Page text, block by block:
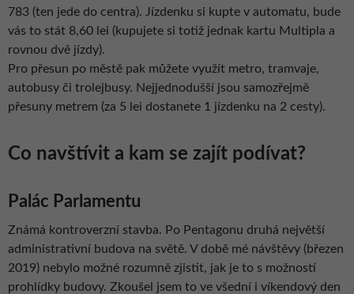
783 (ten jede do centra). Jízdenku si kupte v automatu, bude
vás to stát 8,60 lei (kupujete si totiž jednak kartu Multipla a
rovnou dvě jízdy).
Pro přesun po městě pak můžete využít metro, tramvaje,
autobusy či trolejbusy. Nejjednodušší jsou samozřejmě
přesuny metrem (za 5 lei dostanete 1 jízdenku na 2 cesty).
Co navštívit a kam se zajít podívat?
Palác Parlamentu
Známá kontroverzní stavba. Po Pentagonu druhá největší
administrativní budova na světě. V době mé návštěvy (březen
2019) nebylo možné rozumně zjistit, jak je to s možností
prohlídky budovy. Zkoušel jsem to ve všední i víkendový den